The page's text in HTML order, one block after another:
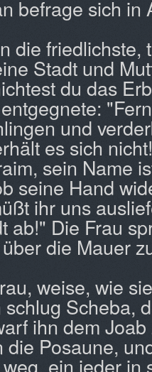
befrage sich in
die friedlichste,
Stadt und
du das
und
es sich
sein Name
seine Hand
ihr uns
ab!" Die Frau
die Mauer
weise, wie
Scheba,
ihn dem
die Posaune,
ein jeder in